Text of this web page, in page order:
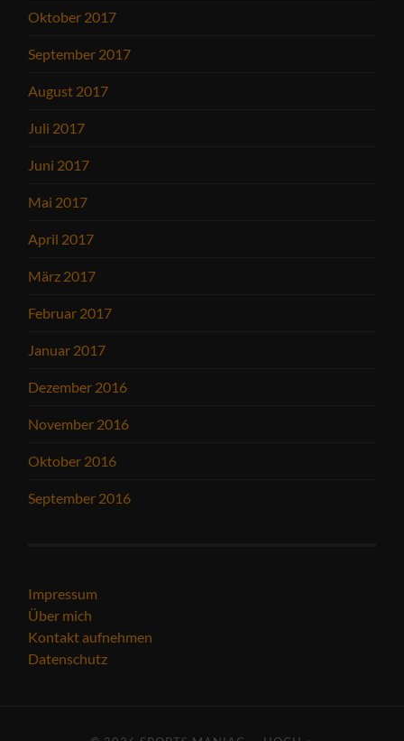
Oktober 2017
September 2017
August 2017
Juli 2017
Juni 2017
Mai 2017
April 2017
März 2017
Februar 2017
Januar 2017
Dezember 2016
November 2016
Oktober 2016
September 2016
Impressum
Über mich
Kontakt aufnehmen
Datenschutz